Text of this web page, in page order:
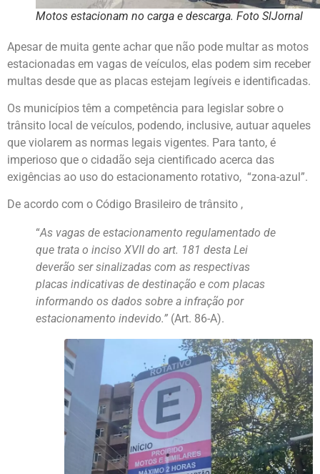
Motos estacionam no carga e descarga. Foto SlJornal
Apesar de muita gente achar que não pode multar as motos
estacionadas em vagas de veículos, elas podem sim receber
multas desde que as placas estejam legíveis e identificadas.
Os municípios têm a competência para legislar sobre o
trânsito local de veículos, podendo, inclusive, autuar aqueles
que violarem as normas legais vigentes. Para tanto, é
imperioso que o cidadão seja cientificado acerca das
exigências ao uso do estacionamento rotativo, “zona-azul”.
De acordo com o Código Brasileiro de trânsito ,
“As vagas de estacionamento regulamentado de
que trata o inciso XVII do art. 181 desta Lei
deverão ser sinalizadas com as respectivas
placas indicativas de destinação e com placas
informando os dados sobre a infração por
estacionamento indevido.” (Art. 86-A).